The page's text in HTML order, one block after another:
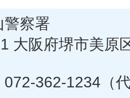
警察署
大阪府堺市美原
072-362-1234（